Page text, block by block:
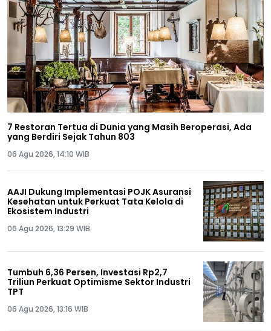
7 Restoran Tertua di Dunia yang Masih Beroperasi, Ada
yang Berdiri Sejak Tahun 803
06 Agu 2026, 14:10 WIB
AAJI Dukung Implementasi POJK Asuransi
Kesehatan untuk Perkuat Tata Kelola di
Ekosistem Industri
06 Agu 2026, 13:29 WIB
Tumbuh 6,36 Persen, Investasi Rp2,7
Triliun Perkuat Optimisme Sektor Industri
TPT
06 Agu 2026, 13:16 WIB